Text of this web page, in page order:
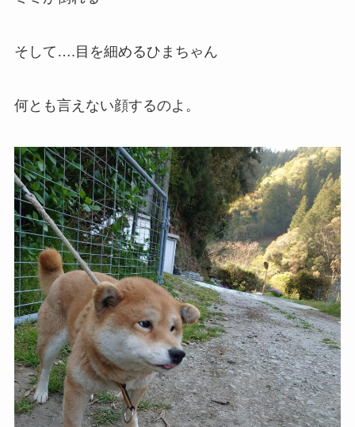
そして….目を細めるひまちゃん
何とも言えない顔するのよ。